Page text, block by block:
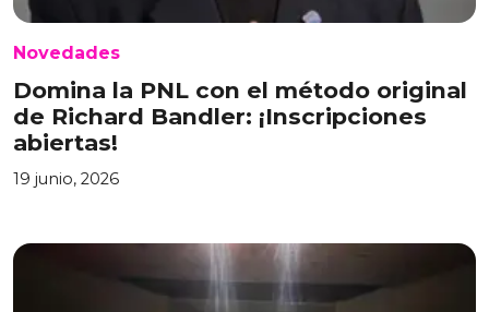
Novedades
Domina la PNL con el método original
de Richard Bandler: ¡Inscripciones
abiertas!
19 junio, 2026